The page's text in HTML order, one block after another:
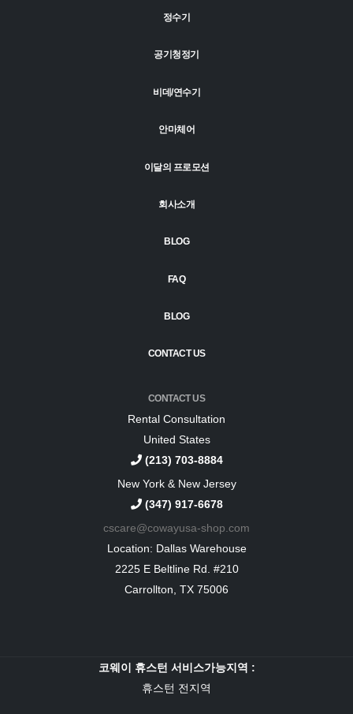
정수기
공기청정기
비데/연수기
안마체어
이달의 프로모션
회사소개
BLOG
FAQ
BLOG
CONTACT US
CONTACT US
Rental Consultation
United States
(213) 703-8884
New York & New Jersey
(347) 917-6678
cscare@cowayusa-shop.com
Location: Dallas Warehouse
2225 E Beltline Rd. #210
Carrollton, TX 75006
코웨이 휴스턴 서비스가능지역 :
휴스턴 전지역